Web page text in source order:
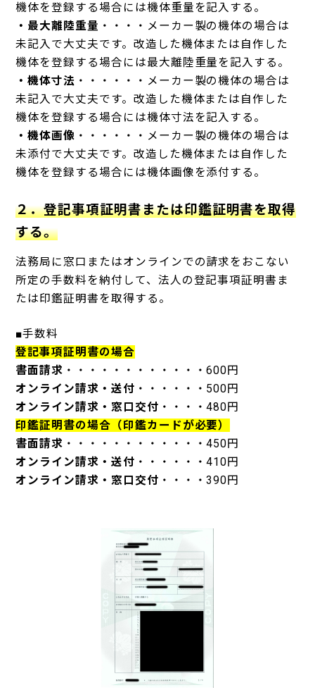
機体を登録する場合には機体重量を記入する。
・最大離陸重量 ・・・・メーカー製の機体の場合は
未記入で大丈夫です。改造した機体または自作した
機体を登録する場合には最大離陸重量を記入する。
・機体寸法 ・・・・・・メーカー製の機体の場合は
未記入で大丈夫です。改造した機体または自作した
機体を登録する場合には機体寸法を記入する。
・機体画像 ・・・・・・メーカー製の機体の場合は
未添付で大丈夫です。改造した機体または自作した
機体を登録する場合には機体画像を添付する。
２．登記事項証明書または印鑑証明書を取得
する。
法務局に窓口またはオンラインでの請求をおこない
所定の手数料を納付して、法人の登記事項証明書ま
たは印鑑証明書を取得する。
■手数料
登記事項証明書の場合
書面請求 ・・・・・・・・・・・・600円
オンライン請求・送付 ・・・・・・500円
オンライン請求・窓口交付 ・・・・480円
印鑑証明書の場合（印鑑カードが必要）
書面請求 ・・・・・・・・・・・・450円
オンライン請求・送付 ・・・・・・410円
オンライン請求・窓口交付 ・・・・390円